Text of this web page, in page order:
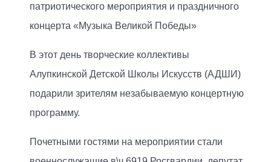
патриотического мероприятия и праздничного
концерта «Музыка Великой Победы»
В этот день творческие коллективы
Алупкинской Детской Школы Искусств (АДШИ)
подарили зрителям незабываемую концертную
программу.
Почетными гостями на мероприятии стали